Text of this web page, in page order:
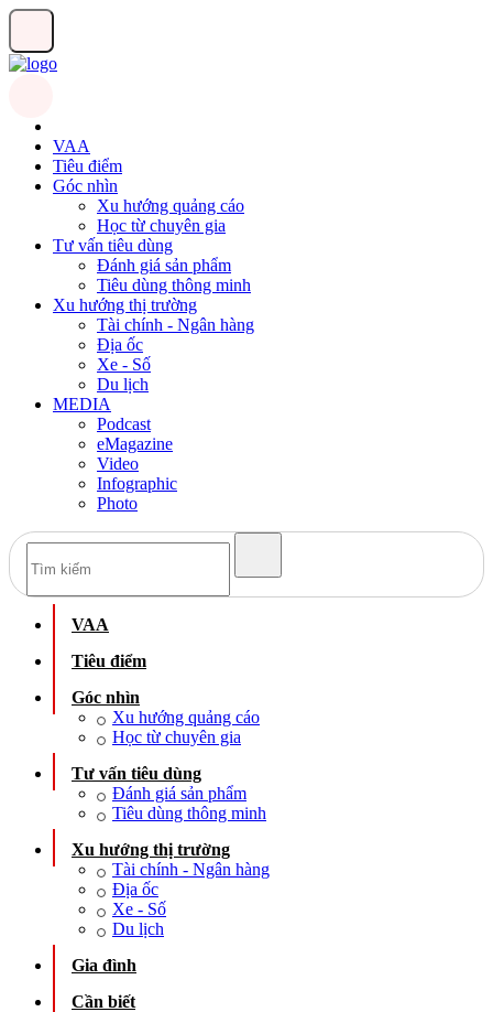
VAA
Tiêu điểm
Góc nhìn
Xu hướng quảng cáo
Học từ chuyên gia
Tư vấn tiêu dùng
Đánh giá sản phẩm
Tiêu dùng thông minh
Xu hướng thị trường
Tài chính - Ngân hàng
Địa ốc
Xe - Số
Du lịch
MEDIA
Podcast
eMagazine
Video
Infographic
Photo
VAA
Tiêu điểm
Góc nhìn
Xu hướng quảng cáo
Học từ chuyên gia
Tư vấn tiêu dùng
Đánh giá sản phẩm
Tiêu dùng thông minh
Xu hướng thị trường
Tài chính - Ngân hàng
Địa ốc
Xe - Số
Du lịch
Gia đình
Cần biết